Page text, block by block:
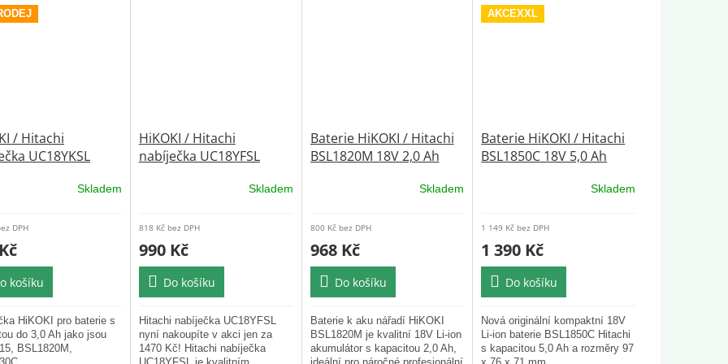
/ Hitachi
UC18YKSL
Skladem
DPH
košíku
HiKOKI pro baterie s
do 3,0 Ah jako jsou
BSL1820M,
HiKOKI / Hitachi
nabíječka UC18YFSL
produktu
5,0
z
hvězdiček.
Skladem
818 Kč bez DPH
990 Kč
Do košíku
Hitachi nabíječka UC18YFSL
nyní nakoupíte v akci jen za
1470 Kč! Hitachi nabíječka
Baterie HiKOKI / Hitachi
BSL1820M 18V 2,0 Ah
produktu
5,0
z
hvězdiček.
Skladem
800 Kč bez DPH
968 Kč
Do košíku
Baterie k aku nářadí HiKOKI
BSL1820M je kvalitní 18V Li-ion
akumulátor s kapacitou 2,0 Ah,
AKCEXXL
Baterie HiKOKI / Hitachi
BSL1850C 18V 5,0 Ah
produktu
5,0
z
hvězdiček.
Skladem
1 149 Kč bez DPH
1 390 Kč
Do košíku
Nová originální kompaktní 18V
Li-ion baterie BSL1850C Hitachi
s kapacitou 5,0 Ah a rozměry 97